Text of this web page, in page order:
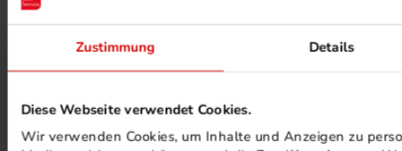
Zustimmung Details
Diese Webseite verwendet Cookies.
Wir verwenden Cookies, um Inhalte und Anzeigen zu